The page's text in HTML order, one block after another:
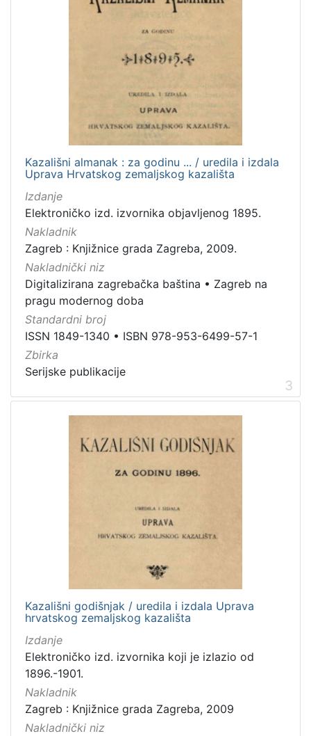
Kazališni almanak : za godinu ... / uredila i izdala
Uprava Hrvatskog zemaljskog kazališta
Izdanje
Elektroničko izd. izvornika objavljenog 1895.
Nakladnik
Zagreb : Knjižnice grada Zagreba, 2009.
Nakladnički niz
Digitalizirana zagrebačka baština • Zagreb na
pragu modernog doba
Standardni broj
ISSN 1849-1340 • ISBN 978-953-6499-57-1
Zbirka
Serijske publikacije
3
Kazališni godišnjak / uredila i izdala Uprava
hrvatskog zemaljskog kazališta
Izdanje
Elektroničko izd. izvornika koji je izlazio od
1896.-1901.
Nakladnik
Zagreb : Knjižnice grada Zagreba, 2009
Nakladnički niz